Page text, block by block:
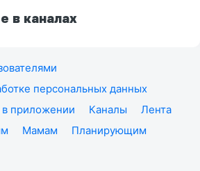
в каналах
персональных данных
приложении Каналы
Лента
Мамам
Планирующим